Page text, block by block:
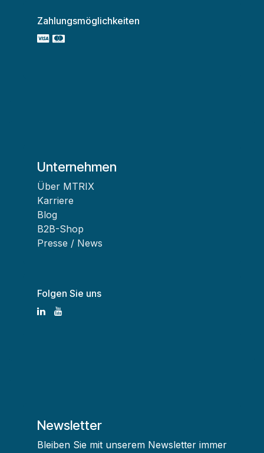
Zahlungsmöglichkeiten
Unternehmen
Über MTRIX
Karriere
Blog
B2B-Shop
Presse / News
Folgen Sie uns
Newsletter
Bleiben Sie mit unserem Newsletter immer